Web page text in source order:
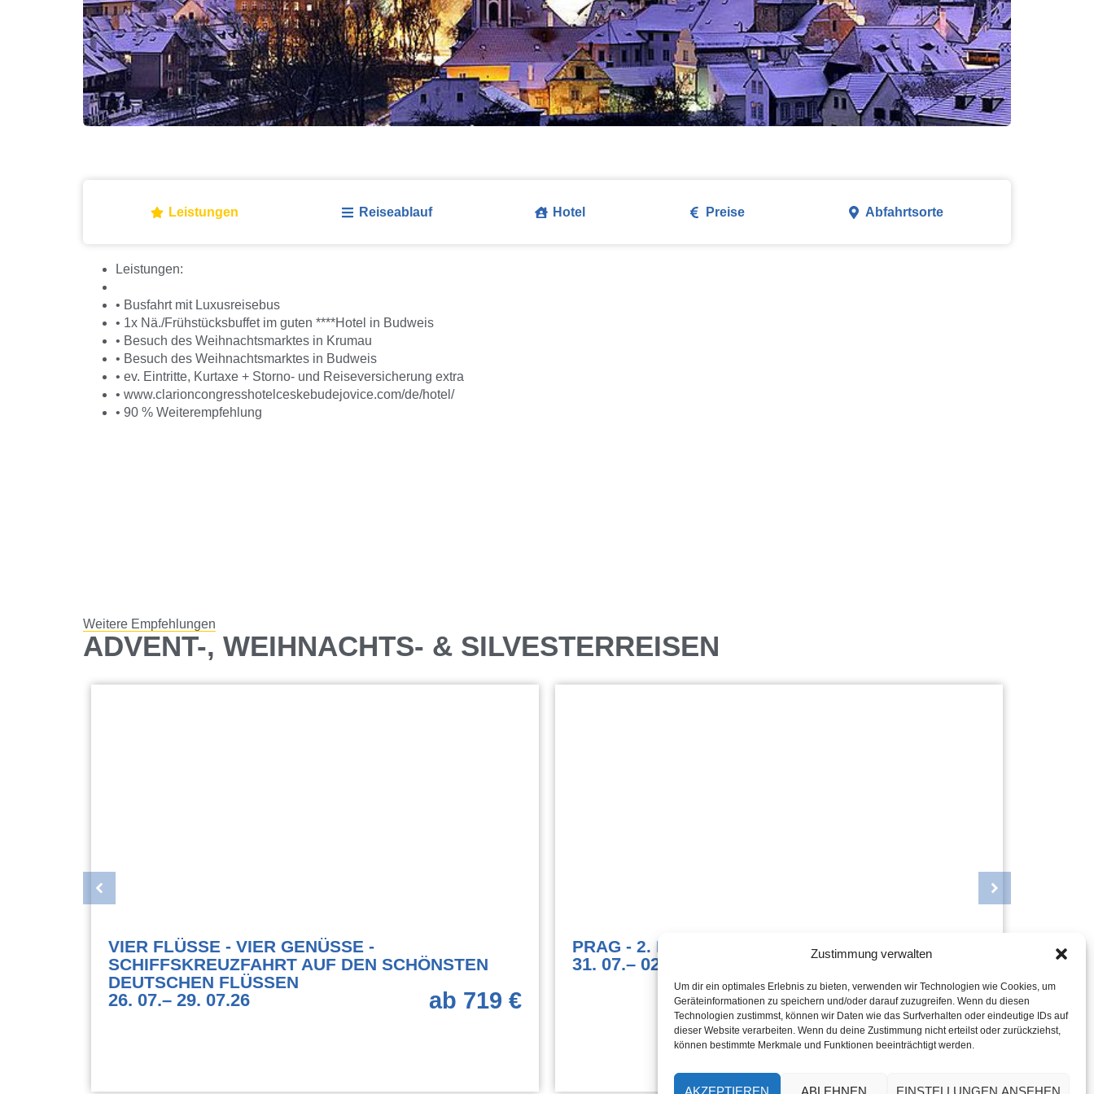
Zustimmung verwalten
Um dir ein optimales Erlebnis zu bieten, verwenden wir Technologien wie Cookies, um
Geräteinformationen zu speichern und/oder darauf zuzugreifen. Wenn du diesen
Technologien zustimmst, können wir Daten wie das Surfverhalten oder eindeutige IDs auf
dieser Website verarbeiten. Wenn du deine Zustimmung nicht erteilst oder zurückziehst,
können bestimmte Merkmale und Funktionen beeinträchtigt werden.
AKZEPTIEREN ABLEHNEN EINSTELLUNGEN ANSEHEN
Leistungen Reiseablauf Hotel Preise Abfahrtsorte
Leistungen:
• Busfahrt mit Luxusreisebus
• 1x Nä./Frühstücksbuffet im guten ****Hotel in Budweis
• Besuch des Weihnachtsmarktes in Krumau
• Besuch des Weihnachtsmarktes in Budweis
• ev. Eintritte, Kurtaxe + Storno- und Reiseversicherung extra
• www.clarioncongresshotelceskebudejovice.com/de/hotel/
• 90 % Weiterempfehlung
Weitere Empfehlungen
ADVENT-, WEIHNACHTS- & SILVESTERREISEN
VIER FLÜSSE - VIER GENÜSSE -
SCHIFFSKREUZFAHRT AUF DEN SCHÖNSTEN
DEUTSCHEN FLÜSSEN
26. 07.– 29. 07.26 ab 719 €
PRAG - 2. PERSON GRATIS - TSCHECHIEN
31. 07.– 02. 08. ab 329 €
SIE
DEM
07. 08.